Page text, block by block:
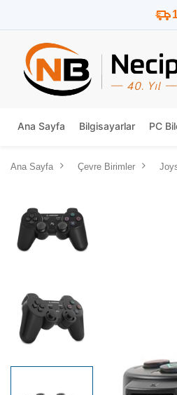
Ana Sayfa Bilgisayarlar PC
Ana Sayfa Çevre Birimler